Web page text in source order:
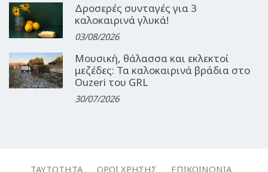
Δροσερές συνταγές για 3
καλοκαιρινά γλυκά!
03/08/2026
Μουσική, θάλασσα και εκλεκτοί
μεζέδες: Τα καλοκαιρινά βράδια στο
Ouzeri του GRL
30/07/2026
ΤΑΥΤΌΤΗΤΑ ΌΡΟΙ ΧΡΉΣΗΣ ΕΠΙΚΟΙΝΩΝΊΑ